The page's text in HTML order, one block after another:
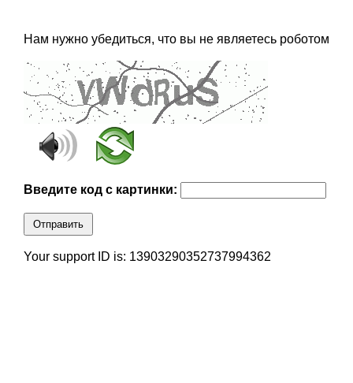
Нам нужно убедиться, что вы не являетесь роботом
Введите код с картинки:
Отправить
Your support ID is: 13903290352737994362